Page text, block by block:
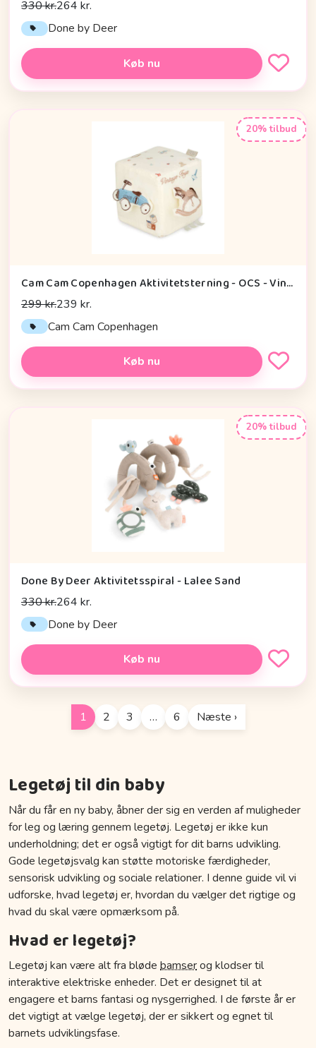
330 kr.264 kr.
Done by Deer
Køb nu
20% tilbud
Cam Cam Copenhagen Aktivitetsterning - OCS - Vintage Toys
299 kr.239 kr.
Cam Cam Copenhagen
Køb nu
20% tilbud
Done By Deer Aktivitetsspiral - Lalee Sand
330 kr.264 kr.
Done by Deer
Køb nu
1 2 3 … 6 Næste ›
Legetøj til din baby
Når du får en ny baby, åbner der sig en verden af muligheder
for leg og læring gennem legetøj. Legetøj er ikke kun
underholdning; det er også vigtigt for dit barns udvikling.
Gode legetøjsvalg kan støtte motoriske færdigheder,
sensorisk udvikling og sociale relationer. I denne guide vil vi
udforske, hvad legetøj er, hvordan du vælger det rigtige og
hvad du skal være opmærksom på.
Hvad er legetøj?
Legetøj kan være alt fra bløde bamserog klodser til
interaktive elektriske enheder. Det er designet til at
engagere et barns fantasi og nysgerrighed. I de første år er
det vigtigt at vælge legetøj, der er sikkert og egnet til
barnets udviklingsfase.